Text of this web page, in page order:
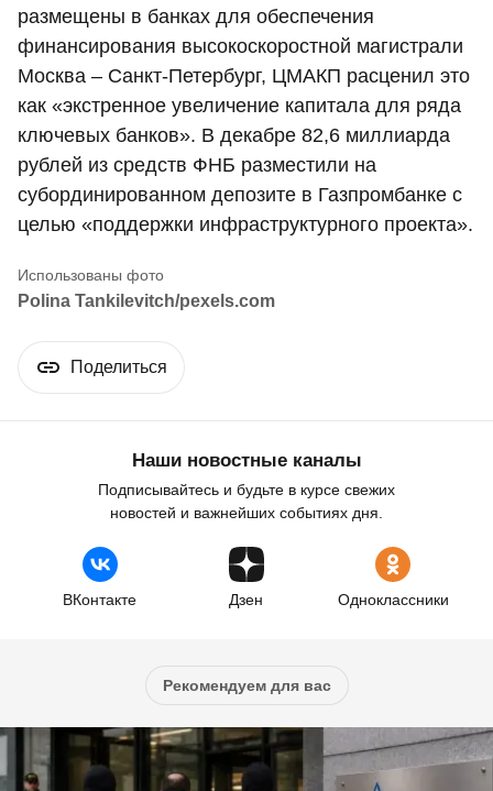
размещены в банках для обеспечения
финансирования высокоскоростной магистрали
Москва – Санкт-Петербург, ЦМАКП расценил это
как «экстренное увеличение капитала для ряда
ключевых банков». В декабре 82,6 миллиарда
рублей из средств ФНБ разместили на
субординированном депозите в Газпромбанке с
целью «поддержки инфраструктурного проекта».
Polina Tankilevitch/pexels.com
Поделиться
Наши новостные каналы
Подписывайтесь и будьте в курсе свежих
новостей и важнейших событиях дня.
ВКонтакте Дзен Одноклассники
Рекомендуем для вас